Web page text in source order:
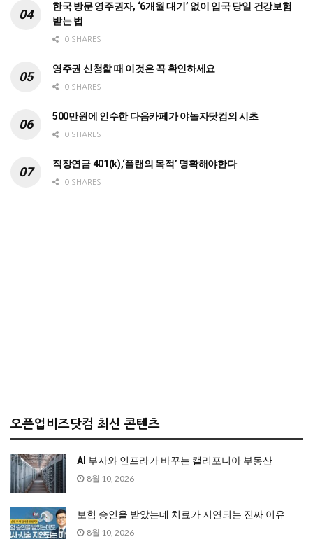
한국 방문 영주권자, ‘6개월 대기’ 없이 입국 당일 건강보험
받는 법
0 SHARES
영주권 신청할 때 이것은 꼭 확인하세요
0 SHARES
500만원에 인수한 다음카페가 야놀자닷컴의 시초
0 SHARES
직장연금 401(k),‘플랜의 목적’ 명확해야한다
0 SHARES
오픈업비즈닷컴 최신 콘텐츠
AI 부자와 인프라가 바꾸는 캘리포니아 부동산
8월 10, 2026
보험 승인을 받았는데 치료가 지연되는 진짜 이유
8월 10, 2026